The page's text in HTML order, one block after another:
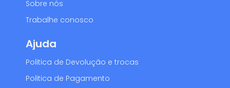
Sobre nós
Trabalhe conosco
Ajuda
Politica de Devolução e trocas
Politica de Pagamento